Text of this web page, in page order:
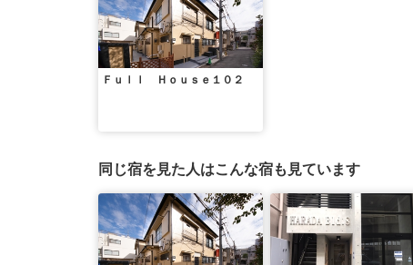
Ｆｕｌｌ Ｈｏｕｓｅ１０２
同じ宿を見た人はこんな宿も見ています